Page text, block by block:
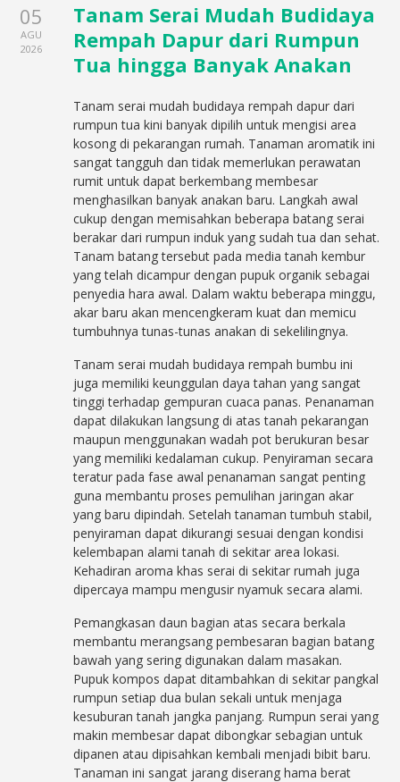
05
AGU
2026
Tanam Serai Mudah Budidaya
Rempah Dapur dari Rumpun
Tua hingga Banyak Anakan
Tanam serai mudah budidaya rempah dapur dari
rumpun tua kini banyak dipilih untuk mengisi area
kosong di pekarangan rumah. Tanaman aromatik ini
sangat tangguh dan tidak memerlukan perawatan
rumit untuk dapat berkembang membesar
menghasilkan banyak anakan baru. Langkah awal
cukup dengan memisahkan beberapa batang serai
berakar dari rumpun induk yang sudah tua dan sehat.
Tanam batang tersebut pada media tanah kembur
yang telah dicampur dengan pupuk organik sebagai
penyedia hara awal. Dalam waktu beberapa minggu,
akar baru akan mencengkeram kuat dan memicu
tumbuhnya tunas-tunas anakan di sekelilingnya.
Tanam serai mudah budidaya rempah bumbu ini
juga memiliki keunggulan daya tahan yang sangat
tinggi terhadap gempuran cuaca panas. Penanaman
dapat dilakukan langsung di atas tanah pekarangan
maupun menggunakan wadah pot berukuran besar
yang memiliki kedalaman cukup. Penyiraman secara
teratur pada fase awal penanaman sangat penting
guna membantu proses pemulihan jaringan akar
yang baru dipindah. Setelah tanaman tumbuh stabil,
penyiraman dapat dikurangi sesuai dengan kondisi
kelembapan alami tanah di sekitar area lokasi.
Kehadiran aroma khas serai di sekitar rumah juga
dipercaya mampu mengusir nyamuk secara alami.
Pemangkasan daun bagian atas secara berkala
membantu merangsang pembesaran bagian batang
bawah yang sering digunakan dalam masakan.
Pupuk kompos dapat ditambahkan di sekitar pangkal
rumpun setiap dua bulan sekali untuk menjaga
kesuburan tanah jangka panjang. Rumpun serai yang
makin membesar dapat dibongkar sebagian untuk
dipanen atau dipisahkan kembali menjadi bibit baru.
Tanaman ini sangat jarang diserang hama berat